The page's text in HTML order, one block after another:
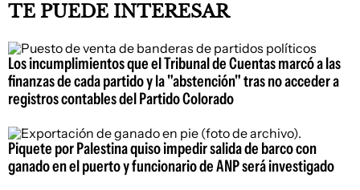
TE PUEDE INTERESAR
Los incumplimientos que el Tribunal de Cuentas marcó a las
finanzas de cada partido y la "abstención" tras no acceder a
registros contables del Partido Colorado
Piquete por Palestina quiso impedir salida de barco con
ganado en el puerto y funcionario de ANP será investigado